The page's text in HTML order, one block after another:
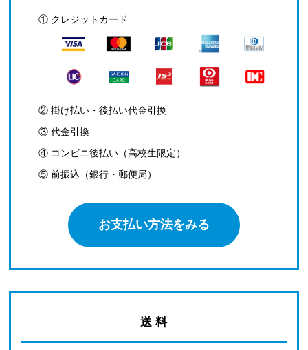
① クレジットカード
② 掛け払い・後払い代金引換
③ 代金引換
④ コンビニ後払い（高校生限定）
⑤ 前振込（銀行・郵便局）
お支払い方法をみる
送 料